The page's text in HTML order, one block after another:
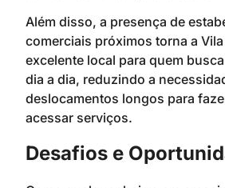
Além disso, a presença de
comerciais próximos torna a
excelente local para quem
dia a dia, reduzindo a
deslocamentos longos para
acessar serviços.
Desafios e